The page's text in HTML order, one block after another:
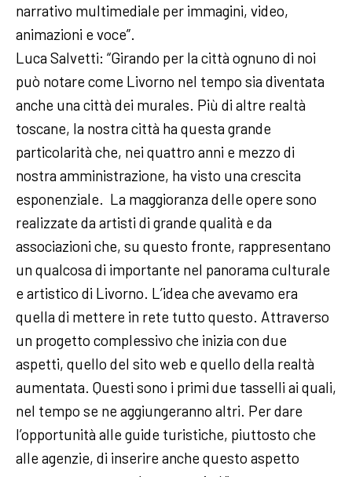
narrativo multimediale per immagini, video,
animazioni e voce”.
Luca Salvetti: “Girando per la città ognuno di noi
può notare come Livorno nel tempo sia diventata
anche una città dei murales. Più di altre realtà
toscane, la nostra città ha questa grande
particolarità che, nei quattro anni e mezzo di
nostra amministrazione, ha visto una crescita
esponenziale. La maggioranza delle opere sono
realizzate da artisti di grande qualità e da
associazioni che, su questo fronte, rappresentano
un qualcosa di importante nel panorama culturale
e artistico di Livorno. L’idea che avevamo era
quella di mettere in rete tutto questo. Attraverso
un progetto complessivo che inizia con due
aspetti, quello del sito web e quello della realtà
aumentata. Questi sono i primi due tasselli ai quali,
nel tempo se ne aggiungeranno altri. Per dare
l’opportunità alle guide turistiche, piuttosto che
alle agenzie, di inserire anche questo aspetto